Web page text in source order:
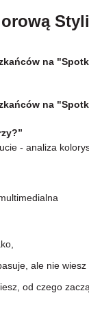
na
na
- analiza
ale nie wiesz
od czego